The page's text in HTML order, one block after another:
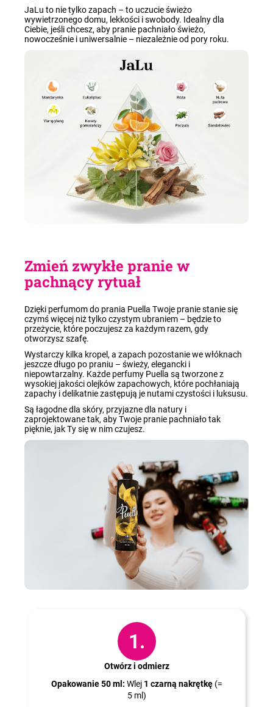
JaLu to nie tylko zapach – to uczucie świeżo
wywietrzonego domu, lekkości i swobody. Idealny dla
Ciebie, jeśli chcesz, aby pranie pachniało świeżo,
nowocześnie i uniwersalnie – niezależnie od pory roku.
Zmień zwykłe pranie w
pachnący rytuał
Dzięki perfumom do prania Puella Twoje pranie stanie się
czymś więcej niż tylko czystym ubraniem – będzie to
przeżycie, które poczujesz za każdym razem, gdy
otworzysz szafę.
Wystarczy kilka kropel, a zapach pozostanie we włóknach
jeszcze długo po praniu – świeży, elegancki i
niepowtarzalny. Każde perfumy Puella są tworzone z
wysokiej jakości olejków zapachowych, które pochłaniają
zapachy i delikatnie zastępują je nutami czystości i luksusu.
Są łagodne dla skóry, przyjazne dla natury i
zaprojektowane tak, aby Twoje pranie pachniało tak
pięknie, jak Ty się w nim czujesz.
Jak to zrobić?
1.
Otwórz i odmierz
Opakowanie 50 ml: Wlej 1 czarną nakrętkę(=
5 ml)